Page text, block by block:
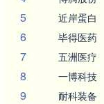
5 近岸蛋白
6 毕得医药
7 五洲医疗
8 一博科技
9 耐科装备